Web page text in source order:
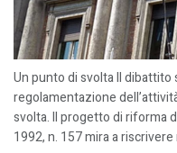
Un punto di svolta Il
regolamentazione
svolta. Il progetto di riforma
1992, n. 157 mira a